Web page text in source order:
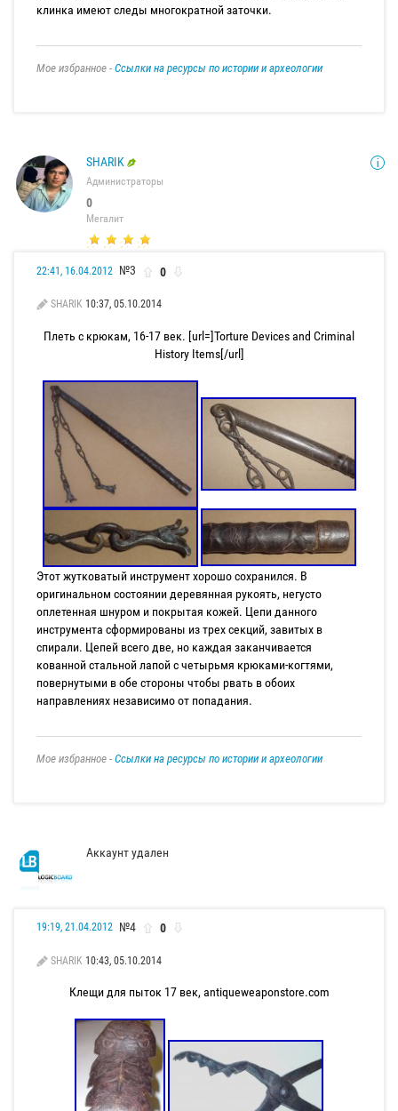
клинка имеют следы многократной заточки.
Мое избранное - Ссылки на ресурсы по истории и археологии
SHARIK
Администраторы
0
Мегалит
22:41, 16.04.2012 №3 0
SHARIK 10:37, 05.10.2014
Плеть с крюкам, 16-17 век. [url=]Torture Devices and Criminal
History Items[/url]
Этот жутковатый инструмент хорошо сохранился. В
оригинальном состоянии деревянная рукоять, негусто
оплетенная шнуром и покрытая кожей. Цепи данного
инструмента сформированы из трех секций, завитых в
спирали. Цепей всего две, но каждая заканчивается
кованной стальной лапой с четырьмя крюками-когтями,
повернутыми в обе стороны чтобы рвать в обоих
направлениях независимо от попадания.
Мое избранное - Ссылки на ресурсы по истории и археологии
Аккаунт удален
19:19, 21.04.2012 №4 0
SHARIK 10:43, 05.10.2014
Клещи для пыток 17 век, antiqueweaponstore.com